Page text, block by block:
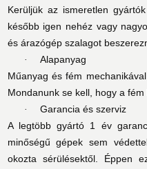
Kerüljük az ismeretlen
később igen nehéz vagy
és árazógép szalagot
·
Alapanyag
Műanyag és fém
Mondanunk se kell, hogy a
·
Garancia és szerviz
A legtöbb gyártó 1 év
minőségű gépek sem
okozta sérülésektől. Éppen